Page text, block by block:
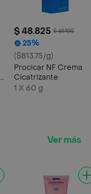
$ 48.825 $ 65.100
25%
($813.75/g)
Procicar NF Crema
Cicatrizante
1 X 60 g
Ver más